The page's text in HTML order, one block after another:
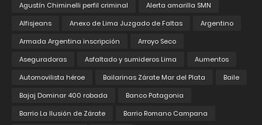
Agustín Chiminelli perfil criminal
Alerta amarilla SMN
Alfisjeans
Anexo de Lima Juzgado de Faltas
Argentino
Armada Argentina inscripción
Arroyo Seco
Aseguradoras
Asfaltado y sumideros Lima
Aumentos
Automovilista héroe
Bailarinas Zárate Mar del Plata
Baile
Bajaj Dominar 400 robada
Banco Patagonia
Barrio La Ilusión de Zárate
Barrio Romano Campana